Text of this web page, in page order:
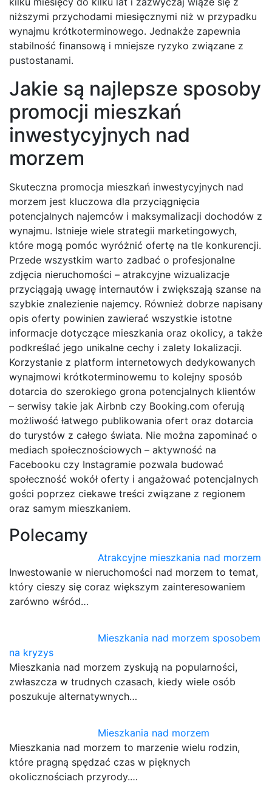
niższymi przychodami miesięcznymi niż w przypadku
wynajmu krótkoterminowego. Jednakże zapewnia
stabilność finansową i mniejsze ryzyko związane z
pustostanami.
Jakie są najlepsze sposoby
promocji mieszkań
inwestycyjnych nad
morzem
Skuteczna promocja mieszkań inwestycyjnych nad
morzem jest kluczowa dla przyciągnięcia
potencjalnych najemców i maksymalizacji dochodów z
wynajmu. Istnieje wiele strategii marketingowych,
które mogą pomóc wyróżnić ofertę na tle konkurencji.
Przede wszystkim warto zadbać o profesjonalne
zdjęcia nieruchomości – atrakcyjne wizualizacje
przyciągają uwagę internautów i zwiększają szanse na
szybkie znalezienie najemcy. Również dobrze napisany
opis oferty powinien zawierać wszystkie istotne
informacje dotyczące mieszkania oraz okolicy, a także
podkreślać jego unikalne cechy i zalety lokalizacji.
Korzystanie z platform internetowych dedykowanych
wynajmowi krótkoterminowemu to kolejny sposób
dotarcia do szerokiego grona potencjalnych klientów
– serwisy takie jak Airbnb czy Booking.com oferują
możliwość łatwego publikowania ofert oraz dotarcia
do turystów z całego świata. Nie można zapominać o
mediach społecznościowych – aktywność na
Facebooku czy Instagramie pozwala budować
społeczność wokół oferty i angażować potencjalnych
gości poprzez ciekawe treści związane z regionem
oraz samym mieszkaniem.
Polecamy
Atrakcyjne mieszkania nad morzem
Inwestowanie w nieruchomości nad morzem to temat,
który cieszy się coraz większym zainteresowaniem
zarówno wśród…
Mieszkania nad morzem sposobem
na kryzys
Mieszkania nad morzem zyskują na popularności,
zwłaszcza w trudnych czasach, kiedy wiele osób
poszukuje alternatywnych…
Mieszkania nad morzem
Mieszkania nad morzem to marzenie wielu rodzin,
które pragną spędzać czas w pięknych
okolicznościach przyrody.…